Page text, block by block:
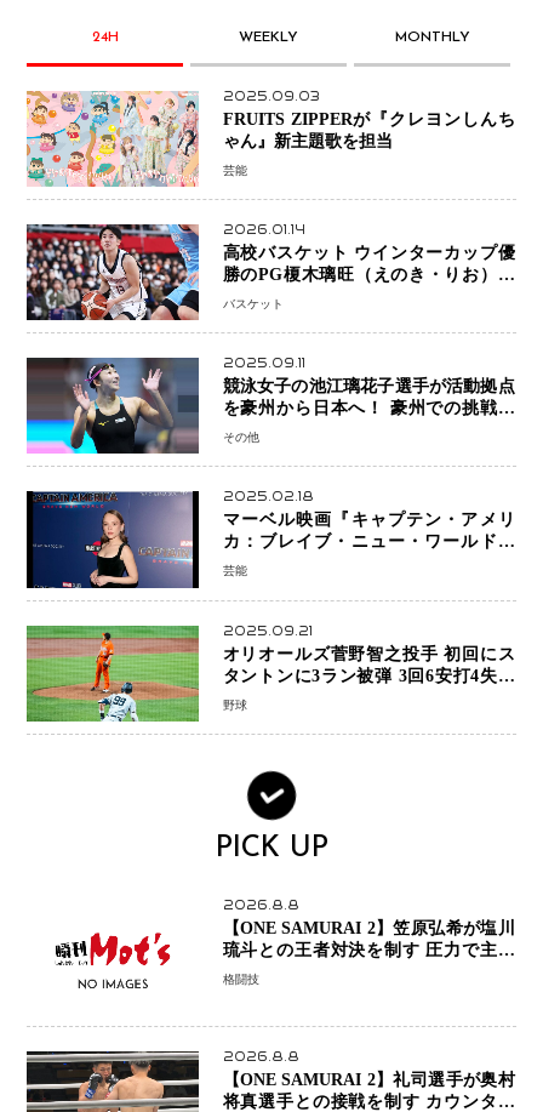
24H WEEKLY MONTHLY
2025.09.03
FRUITS ZIPPERが『クレヨンしんち
ゃん』新主題歌を担当
芸能
2026.01.14
高校バスケット ウインターカップ優
勝のPG榎木璃旺（えのき・りお）が
プロの現場へ―。
バスケット
2025.09.11
競泳女子の池江璃花子選手が活動拠点
を豪州から日本へ！ 豪州での挑戦を
糧に、28年ロサンゼルス五輪へ再始動
その他
2025.02.18
マーベル映画『キャプテン・アメリ
カ：ブレイブ・ニュー・ワールド』
新ブラック・ウィドウ役のシラ・ハー
芸能
2025.09.21
オリオールズ菅野智之投手 初回にス
タントンに3ラン被弾 3回6安打4失点
で降板
野球
PICK UP
2026.8.8
【ONE SAMURAI 2】笠原弘希が塩川
琉斗との王者対決を制す 圧力で主導
権を握り判定勝利
格闘技
2026.8.8
【ONE SAMURAI 2】礼司選手が奥村
将真選手との接戦を制す カウンター